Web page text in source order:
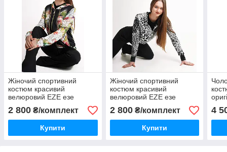
Жіночий спортивний
костюм красивий
велюровий EZE езе
оригінал модний
2 800 ₴/комплект
Купити
Жіночий спортивний
костюм красивий
велюровий EZE езе
оригінал модний
2 800₴/комплект
Купити
4